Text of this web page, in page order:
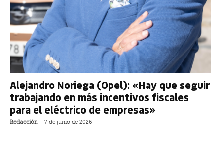
Alejandro Noriega (Opel): «Hay que seguir
trabajando en más incentivos fiscales
para el eléctrico de empresas»
Redacción - 7 de junio de 2026